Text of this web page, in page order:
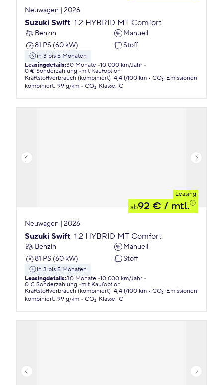
Neuwagen | 2026
Suzuki Swift 1.2 HYBRID MT Comfort
Benzin
Manuell
81 PS (60 kW)
Stoff
in 3 bis 5 Monaten
Leasingdetails:30 Monate 10.000 km/Jahr
0 € Sonderzahlung
mit Kaufoption
Kraftstoffverbrauch (kombiniert): 4,4 l/100 km
CO₂-Emissionen
kombiniert: 99 g/km CO₂-Klasse: C
Leasing
ab92 € / mtl.
Neuwagen | 2026
Suzuki Swift 1.2 HYBRID MT Comfort
Benzin
Manuell
81 PS (60 kW)
Stoff
in 3 bis 5 Monaten
Leasingdetails:30 Monate 10.000 km/Jahr
0 € Sonderzahlung
mit Kaufoption
Kraftstoffverbrauch (kombiniert): 4,4 l/100 km
CO₂-Emissionen
kombiniert: 99 g/km CO₂-Klasse: C